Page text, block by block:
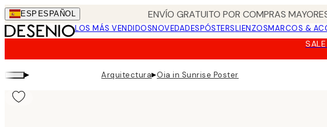
Skip
to
main
ESP ESPAÑOL ENVÍO GRATUITO POR COMPRAS
LOS MÁS VENDIDOSNOVEDADESPÓSTERSLIENZOSMARCOS &
▸ Arquitectura▸Oia in Sunrise Poster